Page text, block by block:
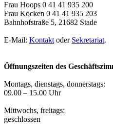
Frau Hoops 0 41 41 935 200
Frau Kocken 0 41 41 935 203
Bahnhofstraße 5, 21682 Stade
E-Mail: Kontaktoder Sekretariat.
Öffnungszeiten des
Montags, dienstags, donnerstags:
09.00 – 15.00 Uhr
Mittwochs, freitags:
geschlossen